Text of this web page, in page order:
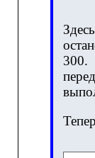
Здесь
300.